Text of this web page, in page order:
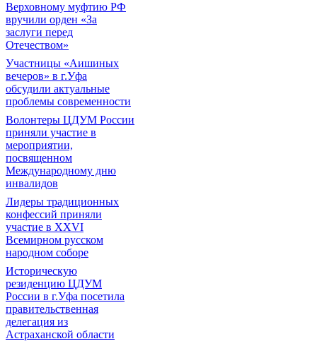
Верховному муфтию РФ
вручили орден «За
заслуги перед
Отечеством»
Участницы «Аишиных
вечеров» в г.Уфа
обсудили актуальные
проблемы современности
Волонтеры ЦДУМ России
приняли участие в
мероприятии,
посвященном
Международному дню
инвалидов
Лидеры традиционных
конфессий приняли
участие в XXVI
Всемирном русском
народном соборе
Историческую
резиденцию ЦДУМ
России в г.Уфа посетила
правительственная
делегация из
Астраханской области